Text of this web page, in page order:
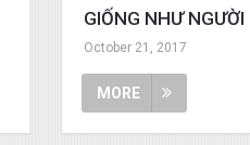
GIỐNG NHƯ
October 21, 2017
MORE